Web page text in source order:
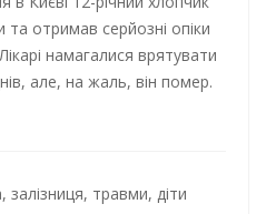
та отримав серйозні опіки
намагалися врятувати
але, на жаль, він помер.
, залізниця, травми, діти